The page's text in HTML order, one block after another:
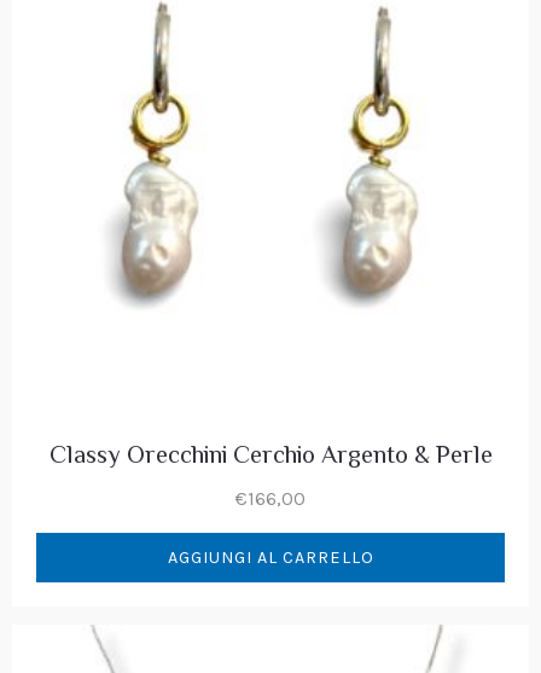
Classy Orecchini Cerchio Argento & Perle
€166,00
AGGIUNGI AL CARRELLO